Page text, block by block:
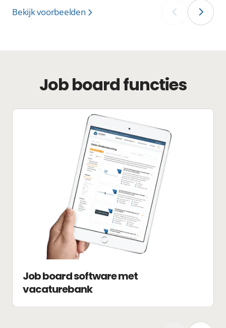
Bekijk voorbeelden ‹ ›
Job board functies
Job board software met
vacaturebank